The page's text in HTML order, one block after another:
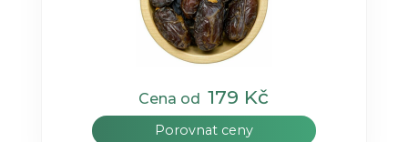
Cena od179 Kč
Porovnat ceny